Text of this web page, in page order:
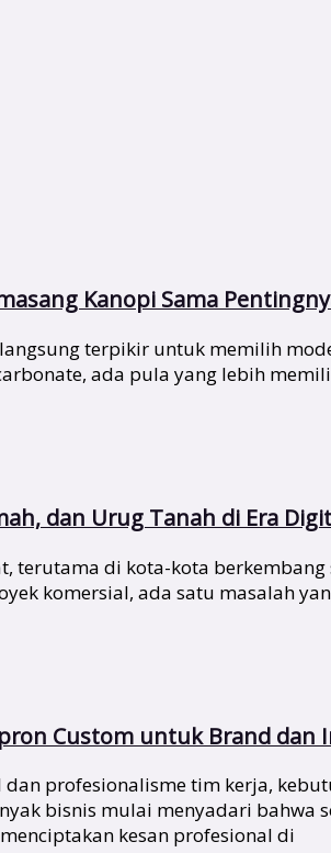
Kanopi Sama
terpikir untuk memilih
ada pula yang lebih
dan Urug Tanah di Era
di kota-kota berkembang
komersial, ada satu masalah
Custom untuk Brand dan
profesionalisme tim kerja,
bisnis mulai menyadari bahwa
kesan profesional di